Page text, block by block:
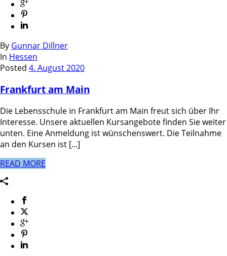
By Gunnar Dillner
In Hessen
Posted 4. August 2020
Frankfurt am Main
Die Lebensschule in Frankfurt am Main freut sich über Ihr
Interesse. Unsere aktuellen Kursangebote finden Sie weiter
unten. Eine Anmeldung ist wünschenswert. Die Teilnahme
an den Kursen ist [...]
READ MORE